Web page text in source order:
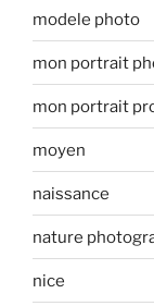
modele photo
mon portrait
mon portrait
moyen
naissance
nature
nice